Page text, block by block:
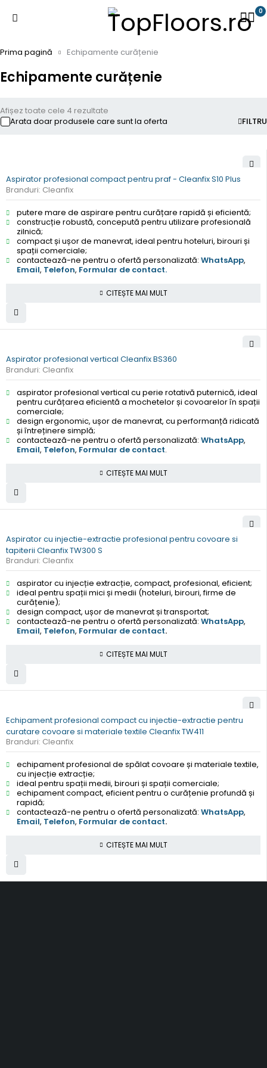
0
Echipamente curățenie
Prima pagină Echipamente curățenie
FILTRU
Afișez toate cele 4 rezultate
Arata doar produsele care sunt la oferta
Aspirator profesional compact pentru praf - Cleanfix S10 Plus
Branduri: Cleanfix
putere mare de aspirare pentru curățare rapidă și eficientă;
construcție robustă, concepută pentru utilizare profesională
zilnică;
compact și ușor de manevrat, ideal pentru hoteluri, birouri și
spații comerciale;
contactează-ne pentru o ofertă personalizată: WhatsApp,
Email, Telefon, Formular de contact.
CITEȘTE MAI MULT
Aspirator profesional vertical Cleanfix BS360
Branduri: Cleanfix
aspirator profesional vertical cu perie rotativă puternică, ideal
pentru curățarea eficientă a mochetelor și covoarelor în spații
comerciale;
design ergonomic, ușor de manevrat, cu performanță ridicată
și întreținere simplă;
contactează-ne pentru o ofertă personalizată: WhatsApp,
Email, Telefon, Formular de contact.
CITEȘTE MAI MULT
Aspirator cu injectie-extractie profesional pentru covoare si
tapiterii Cleanfix TW300 S
Branduri: Cleanfix
aspirator cu injecție extracție, compact, profesional, eficient;
ideal pentru spații mici și medii (hoteluri, birouri, firme de
curățenie);
design compact, ușor de manevrat și transportat;
contactează-ne pentru o ofertă personalizată: WhatsApp,
Email, Telefon, Formular de contact.
CITEȘTE MAI MULT
Echipament profesional compact cu injectie-extractie pentru
curatare covoare si materiale textile Cleanfix TW411
Branduri: Cleanfix
echipament profesional de spălat covoare și materiale textile,
cu injecție extracție;
ideal pentru spații medii, birouri și spații comerciale;
echipament compact, eficient pentru o curățenie profundă și
rapidă;
contactează-ne pentru o ofertă personalizată: WhatsApp,
Email, Telefon, Formular de contact.
CITEȘTE MAI MULT